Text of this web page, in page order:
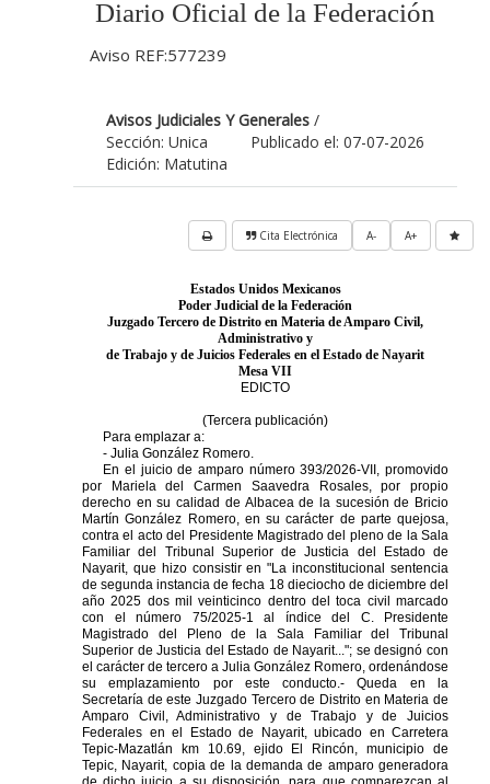
Diario Oficial de la Federación
Aviso REF:577239
Avisos Judiciales Y Generales /
Publicado el: 07-07-2026
Sección: Unica
Edición: Matutina
A+
A-
Cita Electrónica